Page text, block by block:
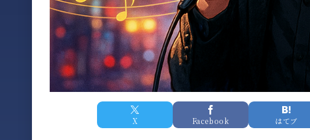
X Facebook はてブ